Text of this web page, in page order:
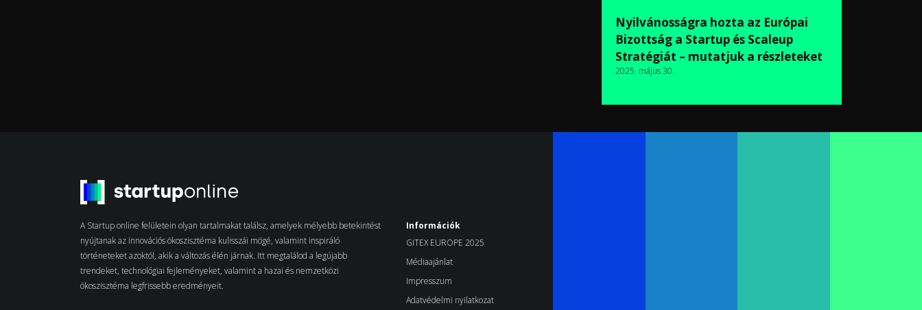
Nyilvánosságra hozta az Európai
Bizottság a Startup és Scaleup
Stratégiát – mutatjuk a részleteket
2025. május 30.
A Startup online felületein olyan tartalmakat találsz, amelyek mélyebb betekintést
nyújtanak az innovációs ökoszisztéma kulisszái mögé, valamint inspiráló
történeteket azoktól, akik a változás élén járnak. Itt megtalálod a legújabb
trendeket, technológiai fejleményeket, valamint a hazai és nemzetközi
ökoszisztéma legfrissebb eredményeit.
Információk
GITEX EUROPE 2025
Médiaajánlat
Impresszum
Adatvédelmi nyilatkozat